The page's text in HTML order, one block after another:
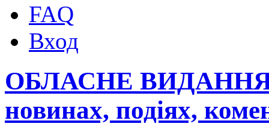
FAQ
Вход
ОБЛАСНЕ
новинах, подіях,